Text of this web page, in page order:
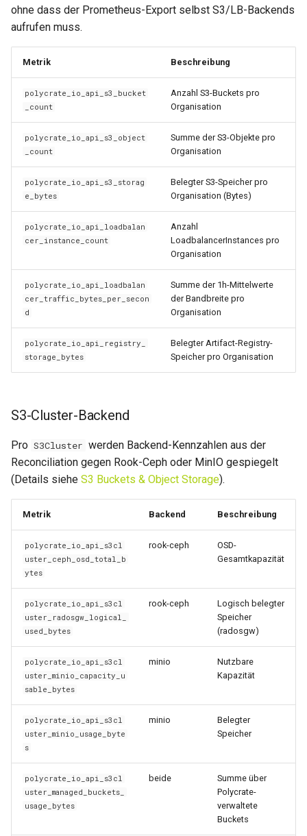
ohne dass der Prometheus-Export selbst S3/LB-Backends
aufrufen muss.
Metrik Beschreibung
polycrate_io_api_s3_bucket
_count
Anzahl S3-Buckets pro
Organisation
polycrate_io_api_s3_object
_count
Summe der S3-Objekte pro
Organisation
polycrate_io_api_s3_storag
e_bytes
Belegter S3-Speicher pro
Organisation (Bytes)
polycrate_io_api_loadbalan
cer_instance_count
Anzahl
LoadbalancerInstances pro
Organisation
polycrate_io_api_loadbalan
cer_traffic_bytes_per_secon
d
Summe der 1h-Mittelwerte
der Bandbreite pro
Organisation
polycrate_io_api_registry_
storage_bytes
Belegter Artifact-Registry-
Speicher pro Organisation
S3-Cluster-Backend
Pro S3Cluster werden Backend-Kennzahlen aus der
Reconciliation gegen Rook-Ceph oder MinIO gespiegelt
(Details siehe S3 Buckets & Object Storage).
Metrik Backend Beschreibung
polycrate_io_api_s3cl
uster_ceph_osd_total_b
ytes
rook-ceph
OSD-
Gesamtkapazität
polycrate_io_api_s3cl
uster_radosgw_logical_
used_bytes
rook-ceph
Logisch belegter
Speicher
(radosgw)
polycrate_io_api_s3cl
uster_minio_capacity_u
sable_bytes
minio
Nutzbare
Kapazität
polycrate_io_api_s3cl
uster_minio_usage_byte
s
minio
Belegter
Speicher
polycrate_io_api_s3cl
uster_managed_buckets_
usage_bytes
beide
Summe über
Polycrate-
verwaltete
Buckets